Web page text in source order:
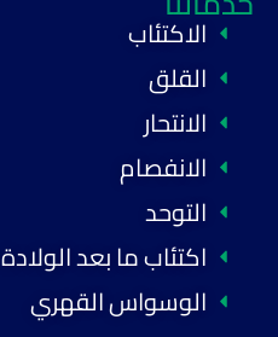
الاكتئاب
القلق
الانتحار
الانفصام
التوحد
اكتئاب ما بعد الولادة
الوسواس القهري